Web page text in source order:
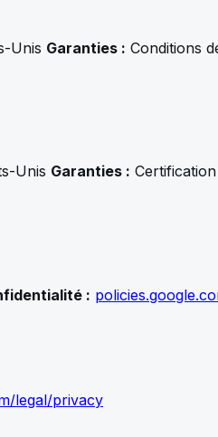
Unis Garanties : Conditions
Unis Garanties :
:
legal/privacy